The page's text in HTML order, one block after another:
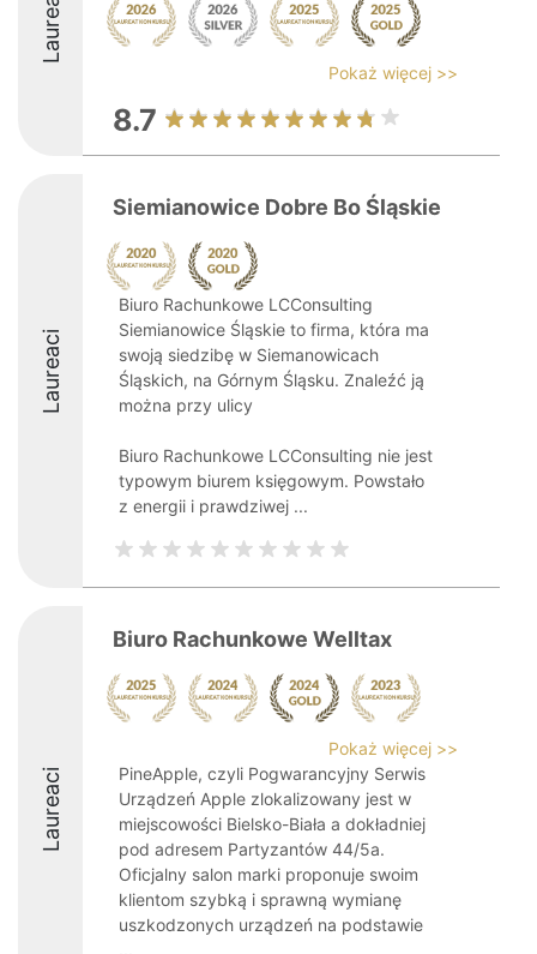
Laureaci
Pokaż więcej >>
8.7
Laureaci
Siemianowice Dobre Bo Śląskie
Biuro Rachunkowe LCConsulting
Siemianowice Śląskie to firma, która ma
swoją siedzibę w Siemanowicach
Śląskich, na Górnym Śląsku. Znaleźć ją
można przy ulicy
Biuro Rachunkowe LCConsulting nie jest
typowym biurem księgowym. Powstało
z energii i prawdziwej ...
Laureaci
Biuro Rachunkowe Welltax
Pokaż więcej >>
PineApple, czyli Pogwarancyjny Serwis
Urządzeń Apple zlokalizowany jest w
miejscowości Bielsko-Biała a dokładniej
pod adresem Partyzantów 44/5a.
Oficjalny salon marki proponuje swoim
klientom szybką i sprawną wymianę
uszkodzonych urządzeń na podstawie
...